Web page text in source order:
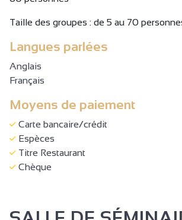
Taille des groupes : de 5 au 70
Langues parlées
Anglais
Français
Moyens de paiement
Carte bancaire/crédit
Espèces
Titre Restaurant
Chèque